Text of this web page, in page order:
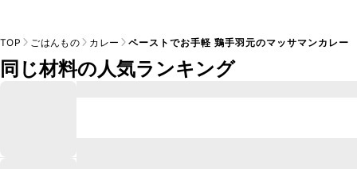
TOP ごはんもの カレー ペーストでお手軽 鶏手羽元のマッサマンカレー
同じ材料の人気ランキング